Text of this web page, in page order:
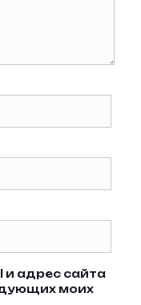
и адрес сайта
моих